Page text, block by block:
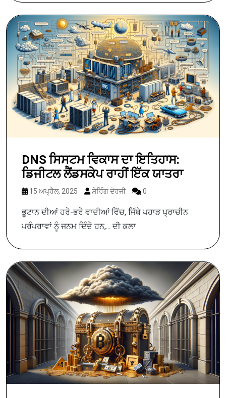
DNS ਸਿਸਟਮ ਵਿਕਾਸ ਦਾ ਇਤਿਹਾਸ:
ਡਿਜੀਟਲ ਲੈਂਡਸਕੇਪ ਰਾਹੀਂ ਇੱਕ ਯਾਤਰਾ
15 ਅਪ੍ਰੈਲ, 2025 ਸ਼ੇਰਿੰਗ ਦੋਰਜੀ 0
ਭੂਟਾਨ ਦੀਆਂ ਹਰੇ-ਭਰੇ ਵਾਦੀਆਂ ਵਿੱਚ, ਜਿੱਥੇ ਪਹਾੜ ਪ੍ਰਾਚੀਨ
ਪਰੰਪਰਾਵਾਂ ਨੂੰ ਜਨਮ ਦਿੰਦੇ ਹਨ,... ਦੀ ਕਲਾ